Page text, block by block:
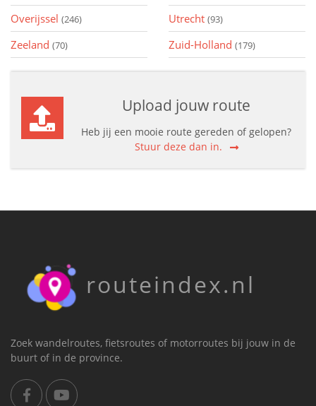
Overijssel (246) Utrecht (93)
Zeeland (70) Zuid-Holland (179)
Upload jouw route
Heb jij een mooie route gereden of gelopen?
Stuur deze dan in.
routeindex.nl
Zoek wandelroutes, fietsroutes of motorroutes bij jouw in de
buurt of in de province.